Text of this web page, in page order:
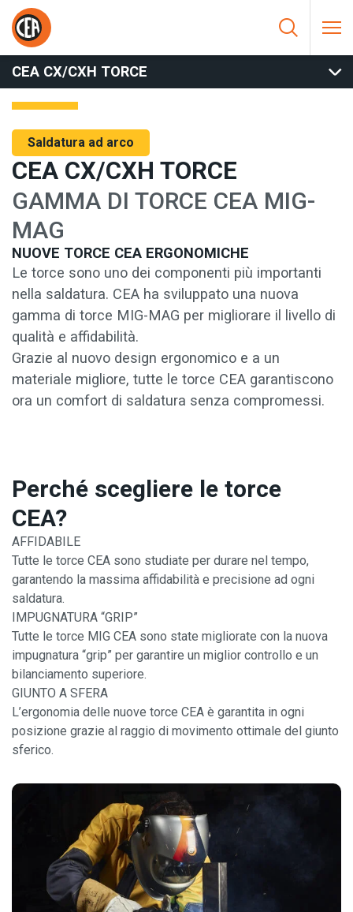
Vai al contenuto
HOME/
CX/CXH TORCE
CEA CX/CXH TORCE
Saldatura ad arco
CEA CX/CXH TORCE
GAMMA DI TORCE CEA MIG-
MAG
NUOVE TORCE CEA ERGONOMICHE
Le torce sono uno dei componenti più importanti
nella saldatura. CEA ha sviluppato una nuova
gamma di torce MIG-MAG per migliorare il livello di
qualità e affidabilità.
Grazie al nuovo design ergonomico e a un
materiale migliore, tutte le torce CEA garantiscono
ora un comfort di saldatura senza compromessi.
Perché scegliere le torce
CEA?
AFFIDABILE
Tutte le torce CEA sono studiate per durare nel tempo,
garantendo la massima affidabilità e precisione ad ogni
saldatura.
IMPUGNATURA “GRIP”
Tutte le torce MIG CEA sono state migliorate con la nuova
impugnatura “grip” per garantire un miglior controllo e un
bilanciamento superiore.
GIUNTO A SFERA
L’ergonomia delle nuove torce CEA è garantita in ogni
posizione grazie al raggio di movimento ottimale del giunto
sferico.